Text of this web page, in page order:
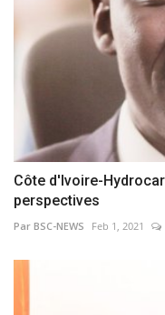
Côte d'Ivoire-
perspectives
Par BSC-NEWS Feb 1, 2021